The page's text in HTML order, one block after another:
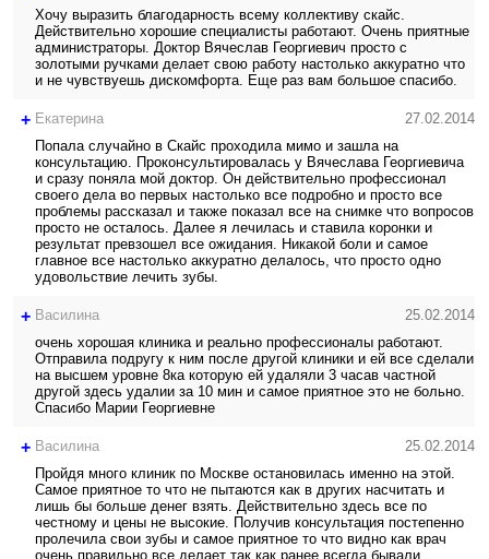
Хочу выразить благодарность всему коллективу скайс.
Действительно хорошие специалисты работают. Очень приятные
администраторы. Доктор Вячеслав Георгиевич просто с
золотыми ручками делает свою работу настолько аккуратно что
и не чувствуешь дискомфорта. Еще раз вам большое спасибо.
+ Екатерина
27.02.2014
Попала случайно в Скайс проходила мимо и зашла на
консультацию. Проконсультировалась у Вячеслава Георгиевича
и сразу поняла мой доктор. Он действительно профессионал
своего дела во первых настолько все подробно и просто все
проблемы рассказал и также показал все на снимке что вопросов
просто не осталось. Далее я лечилась и ставила коронки и
результат превзошел все ожидания. Никакой боли и самое
главное все настолько аккуратно делалось, что просто одно
удовольствие лечить зубы.
+ Василина
25.02.2014
очень хорошая клиника и реально профессионалы работают.
Отправила подругу к ним после другой клиники и ей все сделали
на высшем уровне 8ка которую ей удаляли 3 часав частной
другой здесь удалии за 10 мин и самое приятное это не больно.
Спасибо Марии Георгиевне
+ Василина
25.02.2014
Пройдя много клиник по Москве остановилась именно на этой.
Самое приятное то что не пытаются как в других насчитать и
лишь бы больше денег взять. Действительно здесь все по
честному и цены не высокие. Получив консультация постепенно
пролечила свои зубы и самое приятное то что видно как врач
очень правильно все делает так как ранее всегда бывали